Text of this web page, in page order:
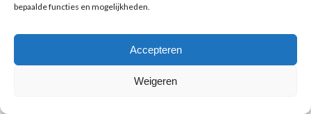
bepaalde functies en mogelijkheden.
Accepteren
Weigeren